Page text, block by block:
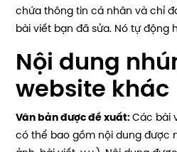
chứa thông tin cá nhân và chỉ
bài viết bạn đã sửa. Nó tự động
Nội dung
website khác
Văn bản được đề xuất:Các bài
có thể bao gồm nội dung được